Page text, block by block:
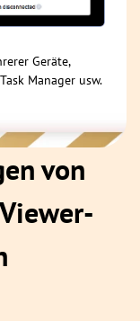
Geräte,
Manager usw.
von